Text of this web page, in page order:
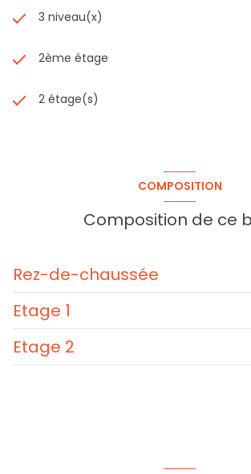
3 niveau(x)
2ème étage
2 étage(s)
COMPOSITION
Composition de ce
Rez-de-chaussée
séjour - salon - cuisine
salle d\'eau
Etage 1
dégagement
Etage 2